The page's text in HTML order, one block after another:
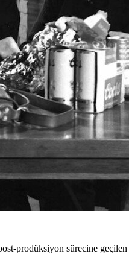
prodüksiyon sürecine geçilen